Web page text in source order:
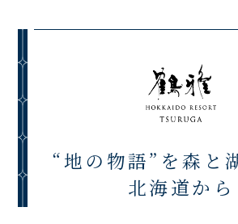
“地の物語”を森と
北海道から